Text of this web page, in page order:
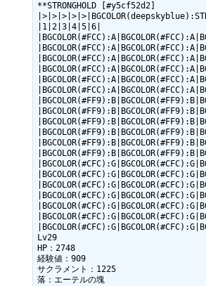
**STRONGHOLD [#y5cf52d2]
|1|2|3|4|5|6|
Lv29
HP：2748
経験値：909
サクラメント：1225
落：エーテルの塊